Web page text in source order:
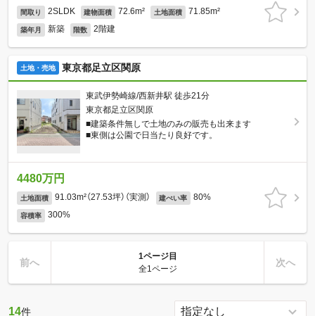
間取り 2SLDK 建物面積 72.6m² 土地面積 71.85m²
築年月 新築 階数 2階建
土地・売地 東京都足立区関原
東武伊勢崎線/西新井駅 徒歩21分
東京都足立区関原
■建築条件無しで土地のみの販売も出来ます
■東側は公園で日当たり良好です。
4480万円
土地面積 91.03m²（27.53坪）（実測） 建ぺい率 80%
容積率 300%
前へ
1ページ目
全1ページ
次へ
14件